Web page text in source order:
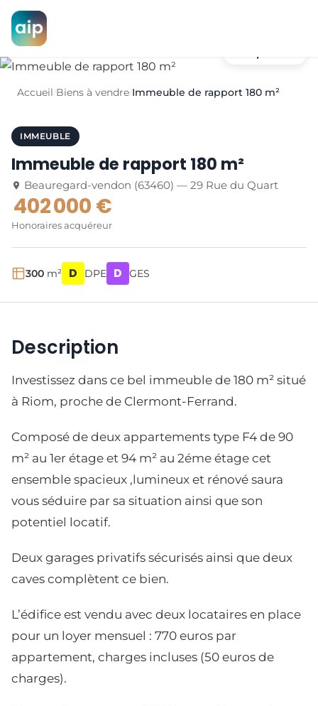
Accueil/Biens à vendre/Immeuble de rapport 180 m²
IMMEUBLE
Immeuble de rapport 180 m²
Beauregard-vendon (63460) — 29 Rue du Quart
402 000 €
Honoraires acquéreur
300 m² D DPE D GES
Description
Investissez dans ce bel immeuble de 180 m² situé
à Riom, proche de Clermont-Ferrand.
Composé de deux appartements type F4 de 90
m² au 1er étage et 94 m² au 2éme étage cet
ensemble spacieux ,lumineux et rénové saura
vous séduire par sa situation ainsi que son
potentiel locatif.
Deux garages privatifs sécurisés ainsi que deux
caves complètent ce bien.
L’édifice est vendu avec deux locataires en place
pour un loyer mensuel : 770 euros par
appartement, charges incluses (50 euros de
charges).